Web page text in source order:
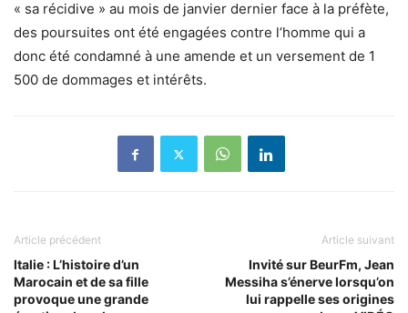
« sa récidive » au mois de janvier dernier face à la préfète,
des poursuites ont été engagées contre l’homme qui a
donc été condamné à une amende et un versement de 1
500 de dommages et intérêts.
Article précédent
Italie : L’histoire d’un
Marocain et de sa fille
provoque une grande
Article suivant
Invité sur BeurFm, Jean
Messiha s’énerve lorsqu’on
lui rappelle ses origines